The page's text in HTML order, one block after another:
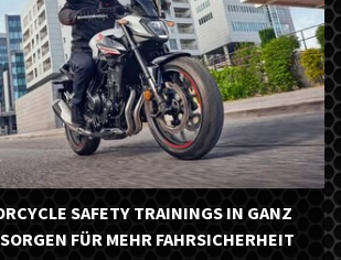
SAFETY TRAININGS IN GANZ
FÜR MEHR FAHRSICHERHEIT